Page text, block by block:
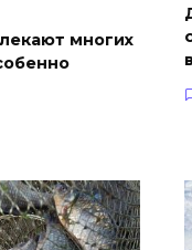
многих